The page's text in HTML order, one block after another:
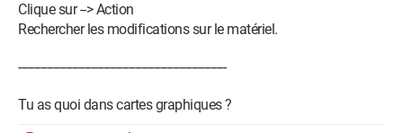
Clique sur --> Action
Rechercher les modifications sur le matériel.
------------------------------------------------------------------
Tu as quoi dans cartes graphiques ?